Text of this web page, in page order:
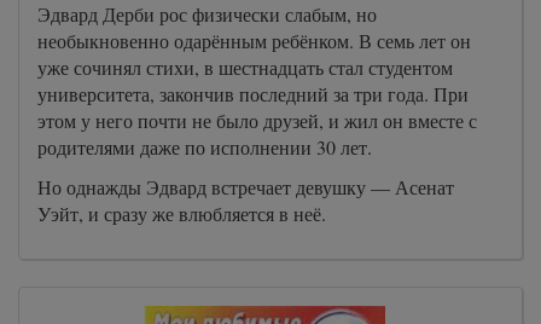
Эдвард Дерби рос физически слабым, но
необыкновенно одарённым ребёнком. В семь лет он
уже сочинял стихи, в шестнадцать стал студентом
университета, закончив последний за три года. При
этом у него почти не было друзей, и жил он вместе с
родителями даже по исполнении 30 лет.
Но однажды Эдвард встречает девушку — Асенат
Уэйт, и сразу же влюбляется в неё.